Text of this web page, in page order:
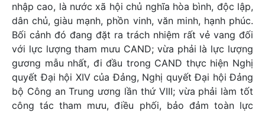
nhập cao, là nước xã hội chủ nghĩa hòa bình, độc lập,
dân chủ, giàu mạnh, phồn vinh, văn minh, hạnh phúc.
Bối cảnh đó đang đặt ra trách nhiệm rất vẻ vang đối
với lực lượng tham mưu CAND; vừa phải là lực lượng
gương mẫu nhất, đi đầu trong CAND thực hiện Nghị
quyết Đại hội XIV của Đảng, Nghị quyết Đại hội Đảng
bộ Công an Trung ương lần thứ VIII; vừa phải làm tốt
công tác tham mưu, điều phối, bảo đảm toàn lực